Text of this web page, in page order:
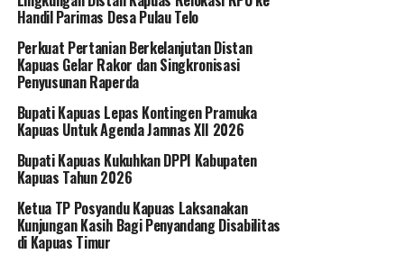
Handil Parimas Desa Pulau Telo
Perkuat Pertanian Berkelanjutan Distan
Kapuas Gelar Rakor dan Singkronisasi
Penyusunan Raperda
Bupati Kapuas Lepas Kontingen Pramuka
Kapuas Untuk Agenda Jamnas XII 2026
Bupati Kapuas Kukuhkan DPPI Kabupaten
Kapuas Tahun 2026
Ketua TP Posyandu Kapuas Laksanakan
Kunjungan Kasih Bagi Penyandang Disabilitas
di Kapuas Timur